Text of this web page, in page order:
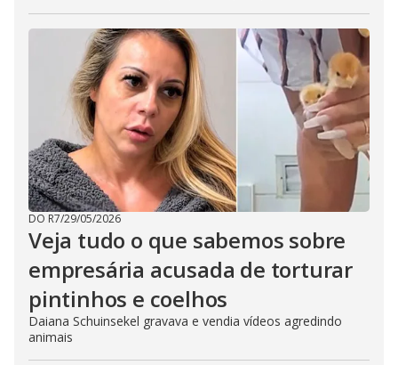
DO R7/29/05/2026
Veja tudo o que sabemos sobre
empresária acusada de torturar
pintinhos e coelhos
Daiana Schuinsekel gravava e vendia vídeos agredindo
animais